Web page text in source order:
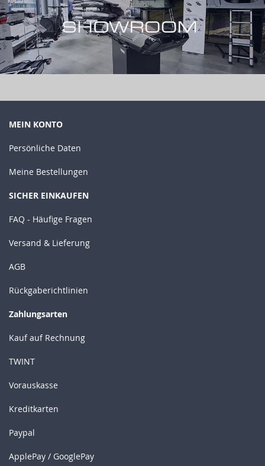
MEIN KONTO
Persönliche Daten
Meine Bestellungen
SICHER EINKAUFEN
FAQ - Häufige Fragen
Versand & Lieferung
AGB
Rückgaberichtlinien
Zahlungsarten
Kauf auf Rechnung
TWINT
Vorauskasse
Kreditkarten
Paypal
ApplePay / GooglePay